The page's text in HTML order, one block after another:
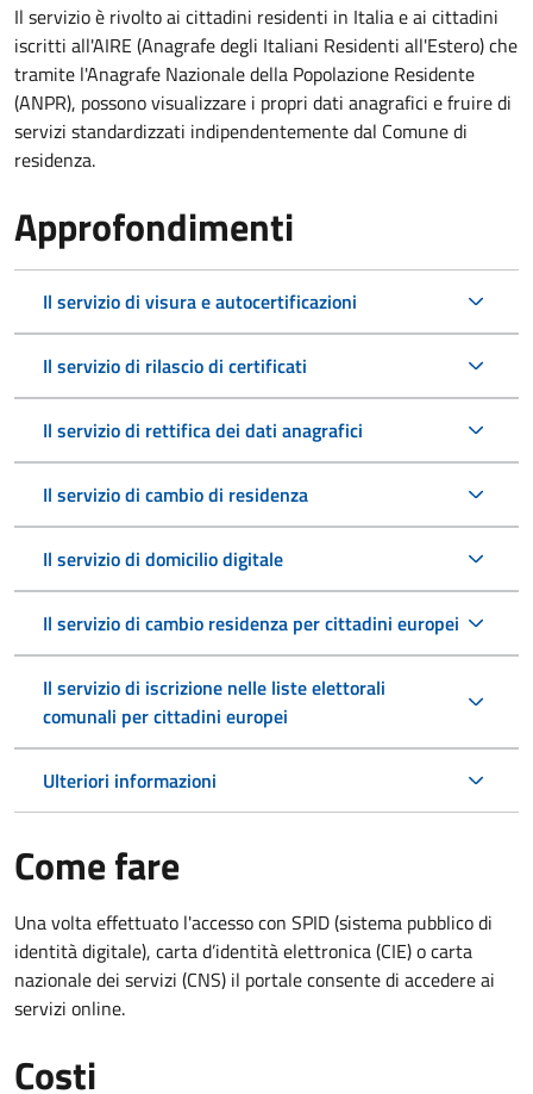
Il servizio è rivolto ai cittadini residenti in Italia e ai cittadini
iscritti all'AIRE (Anagrafe degli Italiani Residenti all'Estero) che
tramite l'Anagrafe Nazionale della Popolazione Residente
(ANPR), possono visualizzare i propri dati anagrafici e fruire di
servizi standardizzati indipendentemente dal Comune di
residenza.
Approfondimenti
Il servizio di visura e autocertificazioni
Il servizio di rilascio di certificati
Il servizio di rettifica dei dati anagrafici
Il servizio di cambio di residenza
Il servizio di domicilio digitale
Il servizio di cambio residenza per cittadini europei
Il servizio di iscrizione nelle liste elettorali
comunali per cittadini europei
Ulteriori informazioni
Come fare
Una volta effettuato l'accesso con SPID (sistema pubblico di
identità digitale), carta d’identità elettronica (CIE) o carta
nazionale dei servizi (CNS) il portale consente di accedere ai
servizi online.
Costi